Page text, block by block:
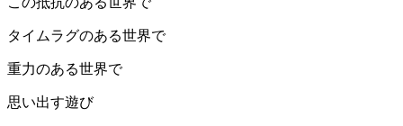
タイムラグのある世界で
重力のある世界で
思い出す遊び